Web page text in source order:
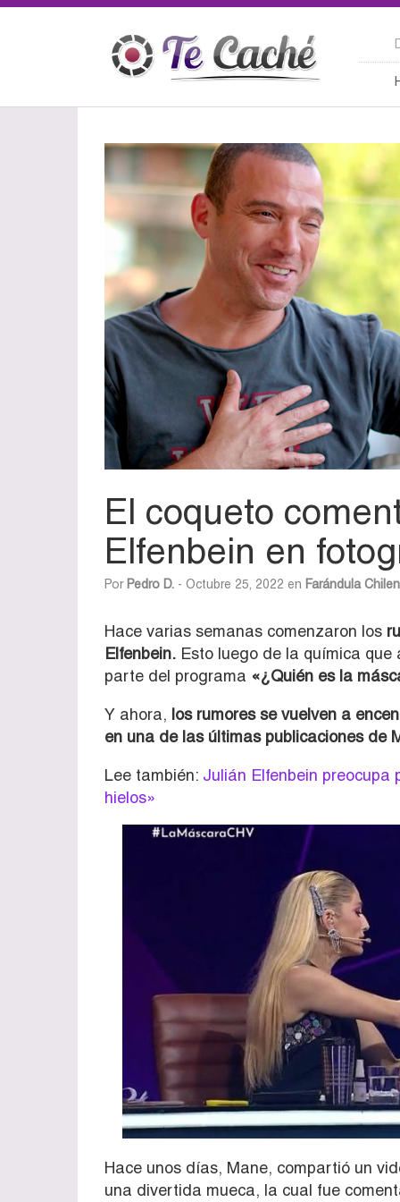
El coqueto
Elfenbein en
Por Pedro D. - Octubre 25, 2022 en Farándula
Hace varias semanas comenzaron los
Elfenbein. Esto luego de la química
parte del programa «¿Quién es la
Y ahora, los rumores se vuelven a
en una de las últimas publicaciones de
Lee también: Julián Elfenbein
hielos»
Hace unos días, Mane, compartió un
una divertida mueca, la cual fue